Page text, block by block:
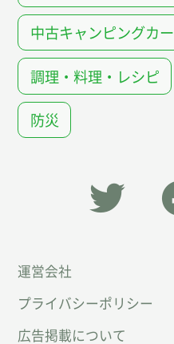
中古キャンピングカー
調理・料理・レシピ
防災
ン
運営会社
プライバシーポリシー
広告掲載について